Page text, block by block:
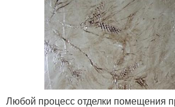
Любой процесс отделки помещения